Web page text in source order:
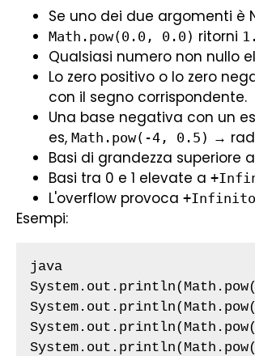
Se uno dei due argomenti è
Math.pow(0.0, 0.0) ritorni
Qualsiasi numero non nullo
Lo zero positivo o lo zero
con il segno corrispondente.
Una base negativa con un
es, Math.pow(-4, 0.5) →
Basi di grandezza superiore
Basi tra 0 e 1 elevate a
L'overflow provoca +Infinito
Esempi:
java